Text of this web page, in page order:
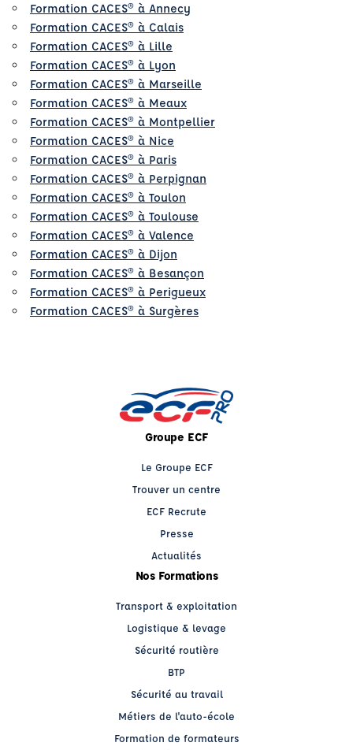
Formation CACES® à Annecy
Formation CACES® à Calais
Formation CACES® à Lille
Formation CACES® à Lyon
Formation CACES® à Marseille
Formation CACES® à Meaux
Formation CACES® à Montpellier
Formation CACES® à Nice
Formation CACES® à Paris
Formation CACES® à Perpignan
Formation CACES® à Toulon
Formation CACES® à Toulouse
Formation CACES® à Valence
Formation CACES® à Dijon
Formation CACES® à Besançon
Formation CACES® à Perigueux
Formation CACES® à Surgères
Groupe ECF
Le Groupe ECF
Trouver un centre
ECF Recrute
Presse
Actualités
Nos Formations
Transport & exploitation
Logistique & levage
Sécurité routière
BTP
Sécurité au travail
Métiers de l'auto-école
Formation de formateurs